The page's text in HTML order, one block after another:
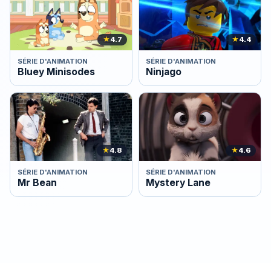
★4.7
SÉRIE D'ANIMATION
Bluey Minisodes
★4.4
SÉRIE D'ANIMATION
Ninjago
★4.8
SÉRIE D'ANIMATION
Mr Bean
★4.6
SÉRIE D'ANIMATION
Mystery Lane